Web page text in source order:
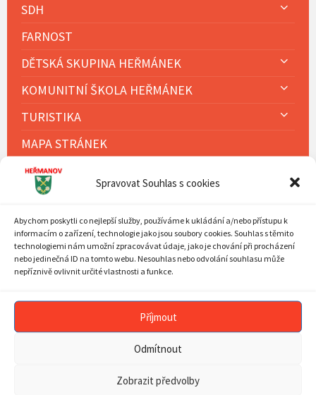
Spravovat Souhlas s cookies
Abychom poskytli co nejlepší služby, používáme k ukládání a/nebo přístupu k
informacím o zařízení, technologie jako jsou soubory cookies. Souhlas s těmito
technologiemi nám umožní zpracovávat údaje, jako je chování při procházení
nebo jedinečná ID na tomto webu. Nesouhlas nebo odvolání souhlasu může
nepříznivě ovlivnit určité vlastnosti a funkce.
Příjmout
Odmítnout
Zobrazit předvolby
SDH
FARNOST
DĚTSKÁ SKUPINA HEŘMÁNEK
KOMUNITNÍ ŠKOLA HEŘMÁNEK
TURISTIKA
MAPA STRÁNEK
ZÁSADY COOKIES (EU)
KALENDÁŘ AKCÍ
Srpen2026
Previous
Month
MON TUE WED THU
calendar
27 28 29 30 31 1
2
6
26 27